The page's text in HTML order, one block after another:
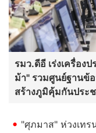
รมว.ดีอี เร่งเครื่อง
ม้า" รวมศูนย์ฐานข้อ
สร้างภูมิคุ้มกันประ
"ศุภมาส" ห่วงเทร